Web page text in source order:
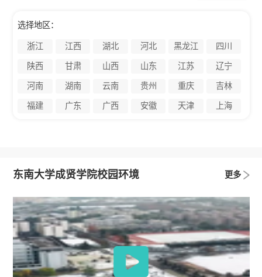
选择地区：
浙江 江西 湖北 河北 黑龙江 四川
陕西 甘肃 山西 山东 江苏 辽宁
河南 湖南 云南 贵州 重庆 吉林
福建 广东 广西 安徽 天津 上海
东南大学成贤学院校园环境 更多